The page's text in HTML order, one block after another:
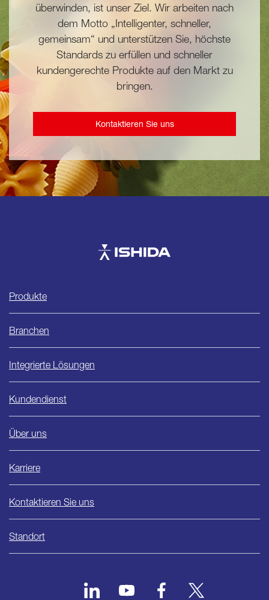
überwinden, ist unser Ziel. Wir arbeiten nach
dem Motto „Intelligenter, schneller,
gemeinsam“ und unterstützen Sie, höchste
Standards zu erfüllen und schneller
kundengerechte Produkte auf den Markt zu
bringen.
Kontaktieren Sie uns
Ishida
Produkte
Branchen
Integrierte Lösungen
Kundendienst
Über uns
Karriere
Kontaktieren Sie uns
Standort